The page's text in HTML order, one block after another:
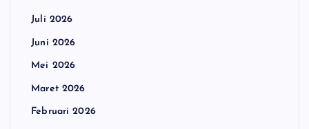
Juli 2026
Juni 2026
Mei 2026
Maret 2026
Februari 2026